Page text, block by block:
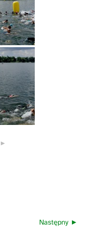
►
Następny